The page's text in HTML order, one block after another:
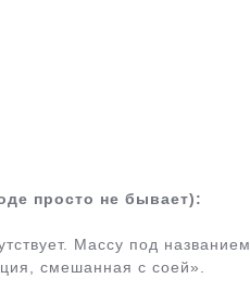
просто не бывает):
Массу под названием
смешанная с соей».